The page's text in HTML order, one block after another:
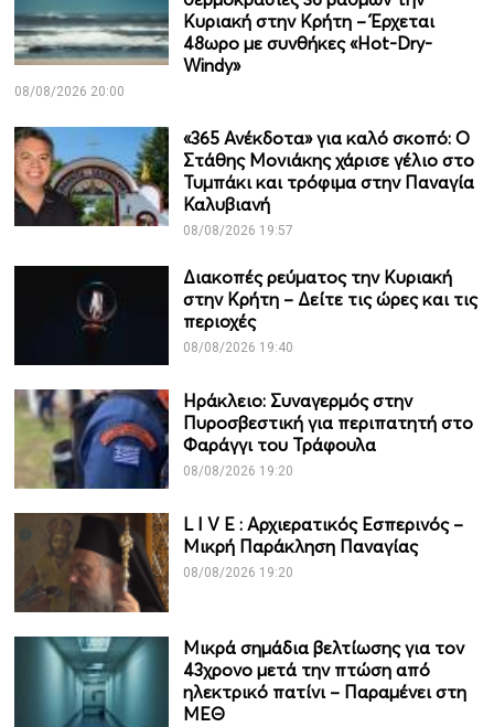
Κυριακή στην Κρήτη – Έρχεται
48ωρο με συνθήκες «Hot-Dry-
Windy»
08/08/2026 20:00
«365 Ανέκδοτα» για καλό σκοπό: Ο
Στάθης Μονιάκης χάρισε γέλιο στο
Τυμπάκι και τρόφιμα στην Παναγία
Καλυβιανή
08/08/2026 19:57
Διακοπές ρεύματος την Κυριακή
στην Κρήτη – Δείτε τις ώρες και τις
περιοχές
08/08/2026 19:40
Ηράκλειο: Συναγερμός στην
Πυροσβεστική για περιπατητή στο
Φαράγγι του Τράφουλα
08/08/2026 19:20
L I V Ε : Αρχιερατικός Εσπερινός –
Μικρή Παράκληση Παναγίας
08/08/2026 19:20
Μικρά σημάδια βελτίωσης για τον
43χρονο μετά την πτώση από
ηλεκτρικό πατίνι – Παραμένει στη
ΜΕΘ